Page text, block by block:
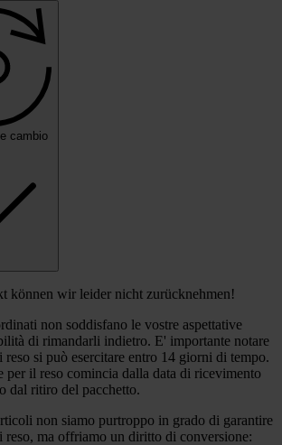
cambio
können wir leider nicht zurücknehmen!
non soddisfano le vostre aspettative
di rimandarli indietro. E' importante notare
si può esercitare entro 14 giorni di tempo.
per il reso comincia dalla data di ricevimento
dal ritiro del pacchetto.
non siamo purtroppo in grado di garantire
reso, ma offriamo un diritto di conversione: